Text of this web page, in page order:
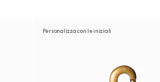
Personalizza con le iniziali